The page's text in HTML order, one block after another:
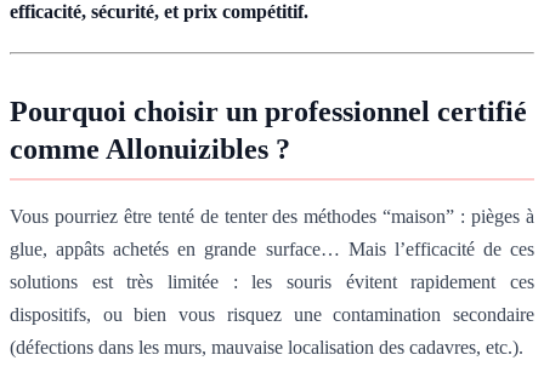
efficacité, sécurité, et prix compétitif.
Pourquoi choisir un professionnel certifié
comme Allonuizibles ?
Vous pourriez être tenté de tenter des méthodes “maison” : pièges à
glue, appâts achetés en grande surface… Mais l’efficacité de ces
solutions est très limitée : les souris évitent rapidement ces
dispositifs, ou bien vous risquez une contamination secondaire
(défections dans les murs, mauvaise localisation des cadavres, etc.).